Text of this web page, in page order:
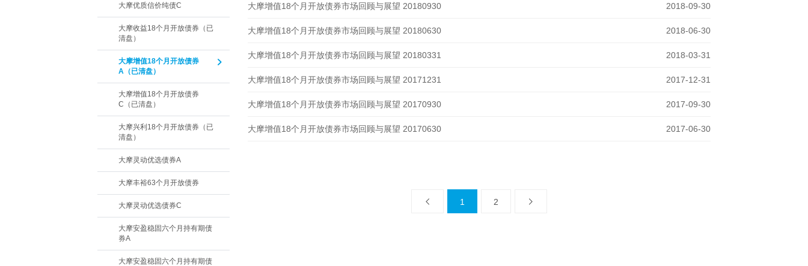
大摩优质信价纯债C
大摩收益18个月开放债券（已
清盘）
大摩增值18个月开放债券
A（已清盘）
大摩增值18个月开放债券
C（已清盘）
大摩兴利18个月开放债券（已
清盘）
大摩灵动优选债券A
大摩丰裕63个月开放债券
大摩灵动优选债券C
大摩安盈稳固六个月持有期债
券A
大摩安盈稳固六个月持有期债
大摩增值18个月开放债券市场回顾与展望 20180930 2018-09-30
大摩增值18个月开放债券市场回顾与展望 20180630 2018-06-30
大摩增值18个月开放债券市场回顾与展望 20180331 2018-03-31
大摩增值18个月开放债券市场回顾与展望 20171231 2017-12-31
大摩增值18个月开放债券市场回顾与展望 20170930 2017-09-30
大摩增值18个月开放债券市场回顾与展望 20170630 2017-06-30
1 2